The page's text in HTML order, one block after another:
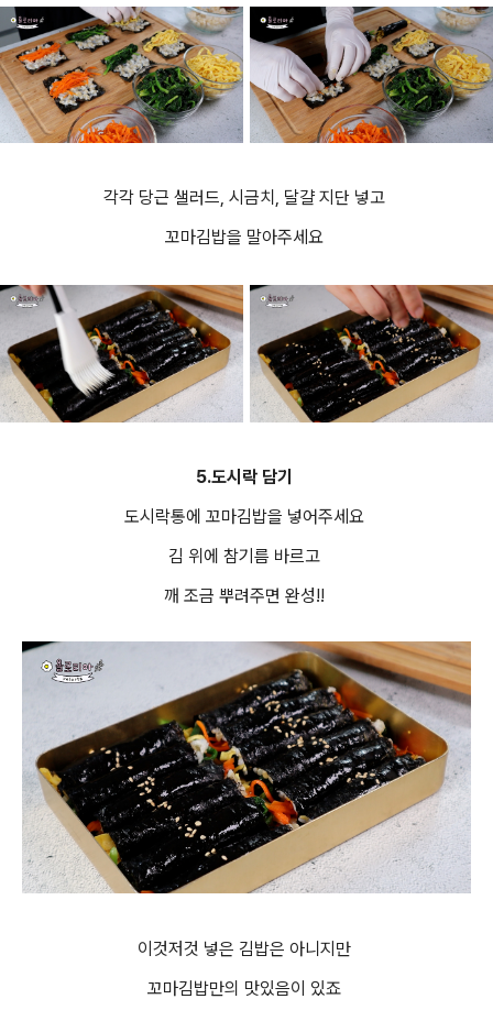
각각 당근 샐러드, 시금치, 달걀 지단 넣고
꼬마김밥을 말아주세요
5.도시락 담기
도시락통에 꼬마김밥을 넣어주세요
김 위에 참기름 바르고
깨 조금 뿌려주면 완성!!
이것저것 넣은 김밥은 아니지만
꼬마김밥만의 맛있음이 있죠